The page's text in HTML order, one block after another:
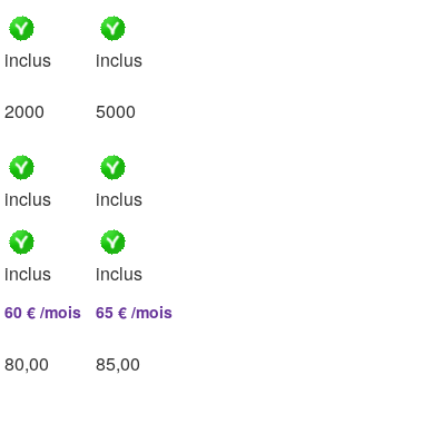
inclus
inclus
2000 5000
inclus inclus
inclus
inclus
60 € /mois 65 € /mois
80,00 85,00